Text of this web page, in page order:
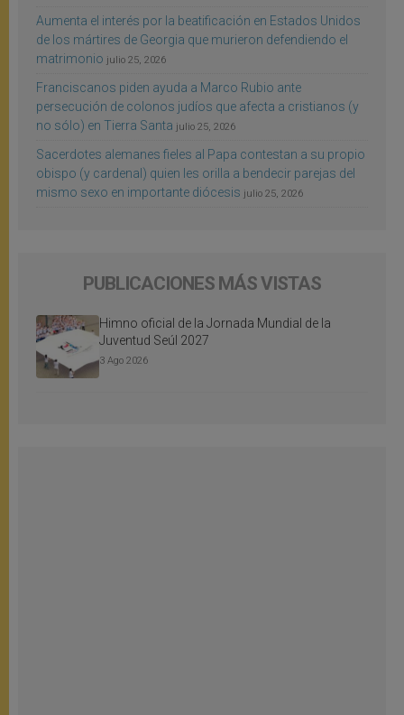
Aumenta el interés por la beatificación en Estados Unidos
de los mártires de Georgia que murieron defendiendo el
matrimonio julio 25, 2026
Franciscanos piden ayuda a Marco Rubio ante
persecución de colonos judíos que afecta a cristianos (y
no sólo) en Tierra Santa julio 25, 2026
Sacerdotes alemanes fieles al Papa contestan a su propio
obispo (y cardenal) quien les orilla a bendecir parejas del
mismo sexo en importante diócesis julio 25, 2026
PUBLICACIONES MÁS VISTAS
Himno oficial de la Jornada Mundial de la
Juventud Seúl 2027
3 Ago 2026